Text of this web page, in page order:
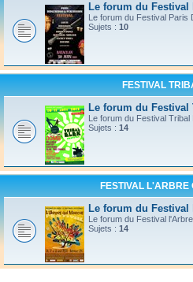
Le forum du
Le forum du Festival Paris
Sujets : 10
FESTIVAL
Le forum du Festival
Le forum du Festival Tribal
Sujets : 14
FESTIVAL L'ARBRE
Le forum du
Le forum du Festival
Sujets : 14